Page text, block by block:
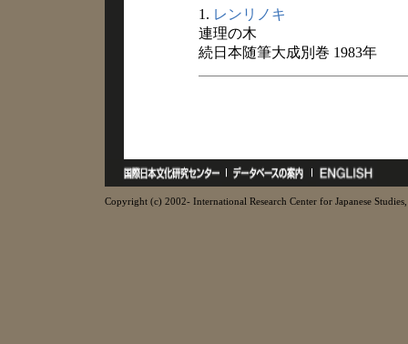
1. レンリノキ
連理の木
続日本随筆大成別巻 1983年
Copyright (c) 2002- International Research Center for Japanese